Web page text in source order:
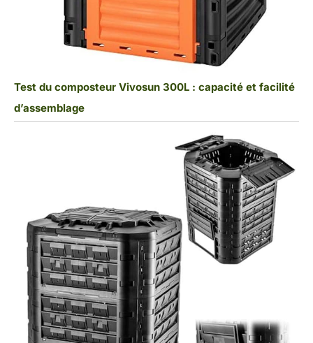
Test du composteur Vivosun 300L : capacité et facilité
d’assemblage